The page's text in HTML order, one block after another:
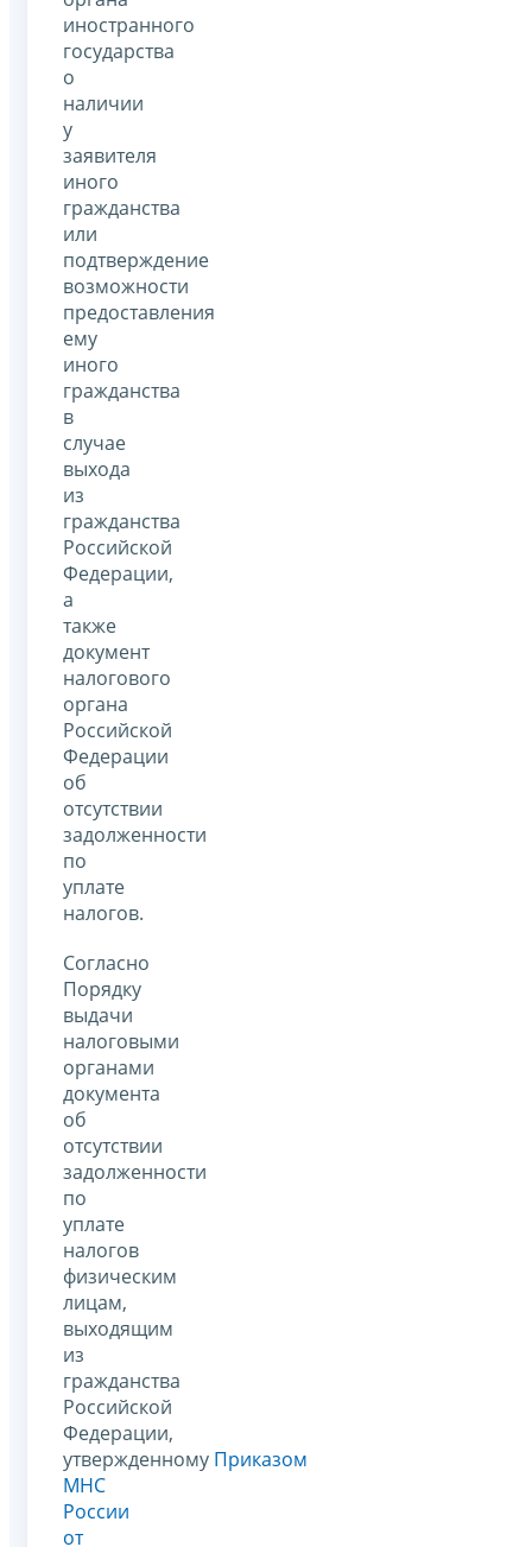
иностранного
государства
о
наличии
у
заявителя
иного
гражданства
или
подтверждение
возможности
предоставления
ему
иного
гражданства
в
случае
выхода
из
гражданства
Российской
Федерации,
а
также
документ
налогового
органа
Российской
Федерации
об
отсутствии
задолженности
по
уплате
налогов.
Согласно
Порядку
выдачи
налоговыми
органами
документа
об
отсутствии
задолженности
по
уплате
налогов
физическим
лицам,
выходящим
из
гражданства
Российской
Федерации,
утвержденному Приказом
МНС
России
от